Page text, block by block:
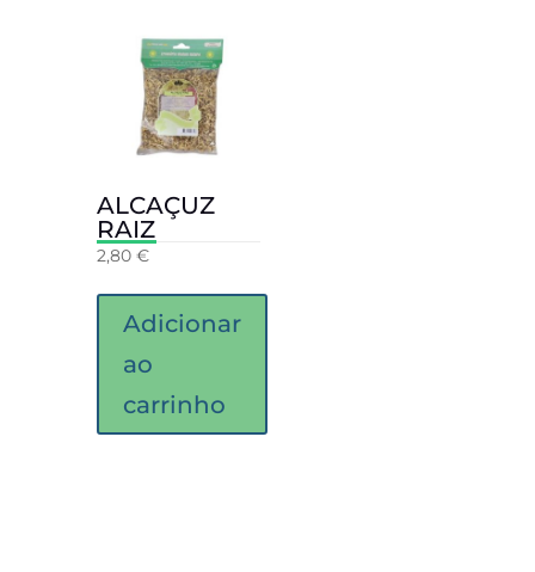
ALCAÇUZ
RAIZ
2,80 €
Adicionar
ao
carrinho